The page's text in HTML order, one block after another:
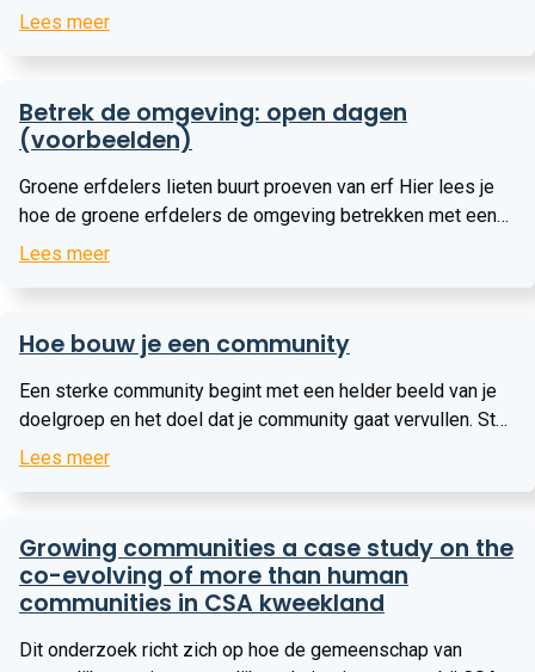
kunnen ervaren. Bekijk het hier
Lees meer
Betrek de omgeving: open dagen
(voorbeelden)
Groene erfdelers lieten buurt proeven van erf Hier lees je
hoe de groene erfdelers de omgeving betrekken met een
opendag met diverse rondleiding en workshops. Maak het
laagdrempelige workshops de omgeving betrekken en
zelfredzaamheidsvaardigheden verhogen.
Lees meer
meer
Hoe bouw je een community
Een sterke community begint met een helder beeld van je
doelgroep en het doel dat je community gaat vervullen. Stel
jezelf de volgende vragen: Wie is de doelgroep? Wat is het
community vervullen? Deze elementen vormen samen de
basis van je community: ze bepalen de behoeften,
motivaties en randvoorwaarden van de doelgroep. Dit helpt
om te beslissen hoe je activiteiten kunt faciliteren die
passend zijn. Een voorbeeld: je wilt kennis beschikbaar
Lees meer
meer
Growing communities a case study on the
co-evolving of more than human
communities in CSA kweekland
Dit onderzoek richt zich op hoe de gemeenschap van
meer